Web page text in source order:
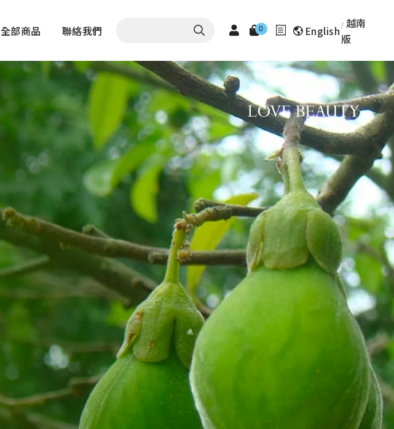
全部商品 聯絡我們 0 English
越南
版